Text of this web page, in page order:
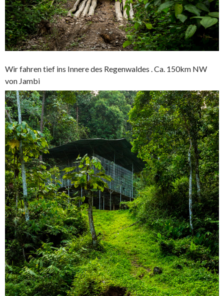
Wir fahren tief ins Innere des Regenwaldes . Ca. 150km NW
von Jambi